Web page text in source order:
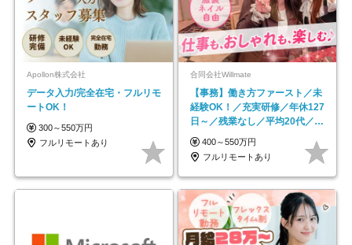
Apollon株式会社
データ入力/完全在宅・フルリモ
ートOK！
300～550万円
フルリモートあり
合同会社Willmate
【事務】働き方ファースト／未
経験OK！／充実研修／年休127
日～／残業なし／平均20代／リ
モートOK
400～550万円
フルリモートあり